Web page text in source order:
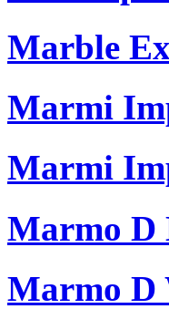
Marble
Marmi
Marmi
Marmo D
Marmo D